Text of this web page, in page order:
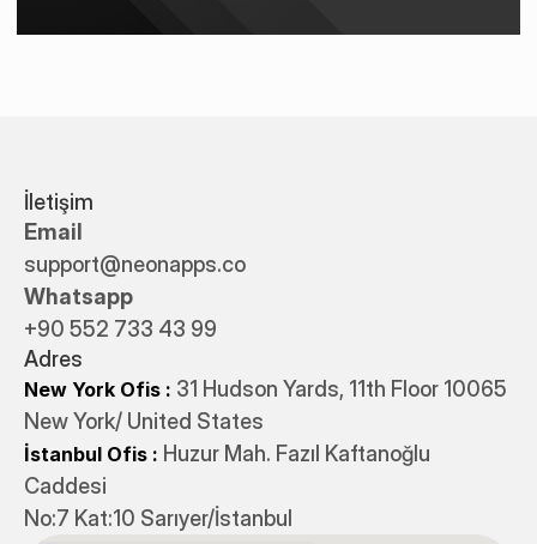
İletişim
Email
support@neonapps.co
Whatsapp
+90 552 733 43 99
Adres
New York Ofis : 31 Hudson Yards, 11th Floor 10065
New York/ United States
İstanbul Ofis : Huzur Mah. Fazıl Kaftanoğlu
Caddesi
No:7 Kat:10 Sarıyer/İstanbul